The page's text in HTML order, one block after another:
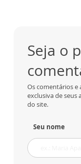
Seja o
Os comentários e
exclusiva de seus
do site.
Seu nome